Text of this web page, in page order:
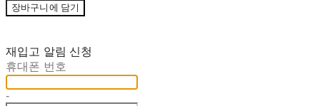
장바구니에 담기
재입고 알림 신청
휴대폰 번호
-